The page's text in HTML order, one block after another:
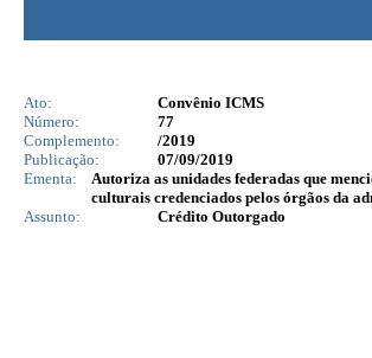
Ato:
Convênio ICMS
Número:
77
Complemento:
/2019
Publicação:
07/09/2019
Ementa:
Autoriza as unidades federadas que
culturais credenciados pelos órgãos da
Assunto:
Crédito Outorgado